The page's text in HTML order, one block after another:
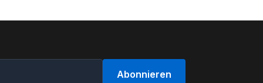
Abonnieren